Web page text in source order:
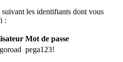
les identifiants dont vous
:
Mot de passe
pega123!